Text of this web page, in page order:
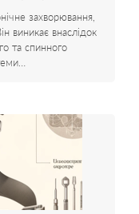
захворювання,
виникає внаслідок
та спинного